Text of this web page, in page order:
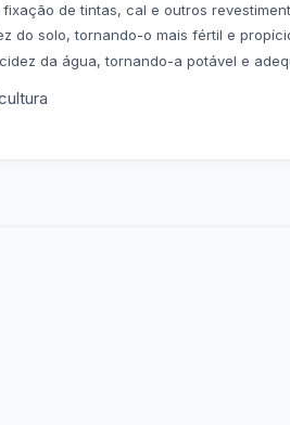
fixação de tintas, cal e outros
do solo, tornando-o mais fértil e
da água, tornando-a potável e